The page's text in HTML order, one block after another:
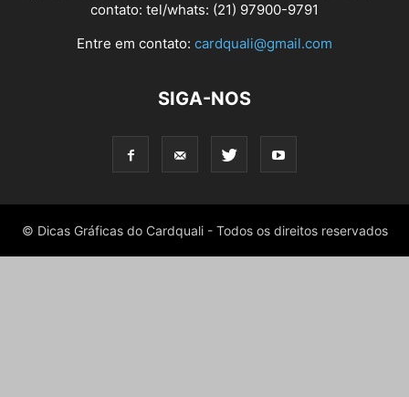
contato: tel/whats: (21) 97900-9791
Entre em contato: cardquali@gmail.com
SIGA-NOS
© Dicas Gráficas do Cardquali - Todos os direitos reservados